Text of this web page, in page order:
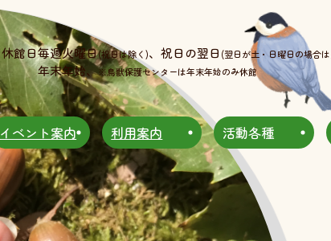
休館日毎週火曜日(祝日は除く)、祝日の翌日 (翌日が土・日曜日の場合
年末年始、※鳥獣保護センターは年末年始のみ休館
イベント案内 利用案内 活動各種